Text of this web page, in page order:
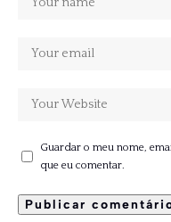
Guardar o meu nome,
que eu comentar.